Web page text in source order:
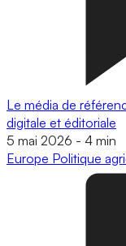
Le média de
digitale et éditoriale
5 mai 2026 - 4 min
Europe Politique